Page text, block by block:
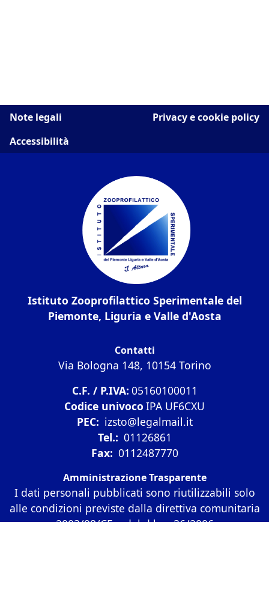
Note legali
Privacy e cookie policy
Accessibilità
Istituto Zooprofilattico Sperimentale del
Piemonte, Liguria e Valle d'Aosta
Contatti
Via Bologna 148, 10154 Torino
C.F. / P.IVA: 05160100011
Codice univoco IPA UF6CXU
PEC: izsto@legalmail.it
Tel.: 01126861
Fax: 0112487770
Amministrazione Trasparente
I dati personali pubblicati sono riutilizzabili solo
alle condizioni previste dalla direttiva comunitaria
2003/98/CE e dal d.lgs. 36/2006